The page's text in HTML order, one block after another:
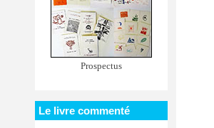
Prospectus
Le livre commenté